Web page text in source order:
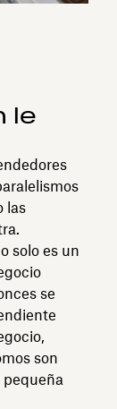
le
las
solo es un
se
son